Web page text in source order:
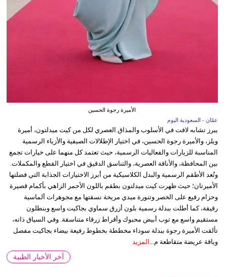
الأميرة رجوة الحسين
عمّان - السعودية اليوم
يبرز تشابه لافت في الأسلوب والمذاق العصري لكل من كيت ميدلتون، أميرة
ويلز، والأميرة رجوة الحسين، في اختيار الإطلالات الصيفية والأزياء الرسمية
المناسبة للزيارات والفعاليات الرسمية، حيث تعتمد كل منهما على خيارات تجمع
بين المحافظة، والأناقة العصرية، والتناسق الدقيق في اختيار القطع والمكملات.
وتُعد الأطقم الرسمية والبدل الكلاسيكية من أبرز الاختيارات الجذابة التي فضلتها
الأميرتان؛ حيث ظهرت كيت ميدلتون بطقم باللون الأحمر الزاهي بأكمام قصيرة
وحزام رفيع على الخصر وتنورة ميدي مريحة نسقتها مع مجوهرات ألماسية
رقيقة، كما أطلت ببدلة رسمية بلون أزرق سماوي بجاكيت واسع وبنطلون
مستقيم واسع مع توب أبيض محبوك وأقراط زرقاء متناسقة. وفي السياق ذاته،
تألقت الأميرة رجوة ببدلة سوداء مخططة بخطوط رفيعة بيضاء بجاكيت مفصل
وياقة عريضة متقاطعة م... المزيد
آخر الأخبار الطبية